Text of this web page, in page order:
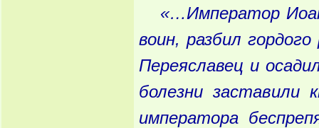
«…Император
воин, разбил гордого
Переяславец и
болезни заставили
императора